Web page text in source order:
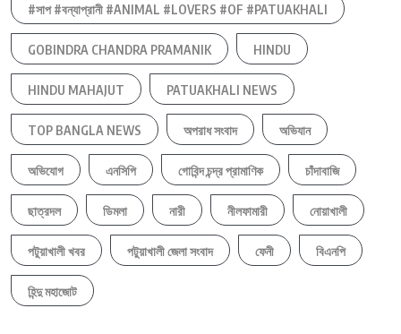
#সাপ #বন্যাপ্রানী #ANIMAL #LOVERS #OF #PATUAKHALI
GOBINDRA CHANDRA PRAMANIK HINDU
HINDU MAHAJUT PATUAKHALI NEWS
TOP BANGLA NEWS অপরাধ সংবাদ অভিযান
অভিযোগ এনসিপি গোবিন্দ চন্দ্র প্রামাণিক চাঁদাবাজি
ছাত্রদল ডিমলা নারী নীলফামারী নোয়াখালী
পটুয়াখালী খবর পটুয়াখালী জেলা সংবাদ ফেনী বিএনপি
হিন্দু মহাজোট